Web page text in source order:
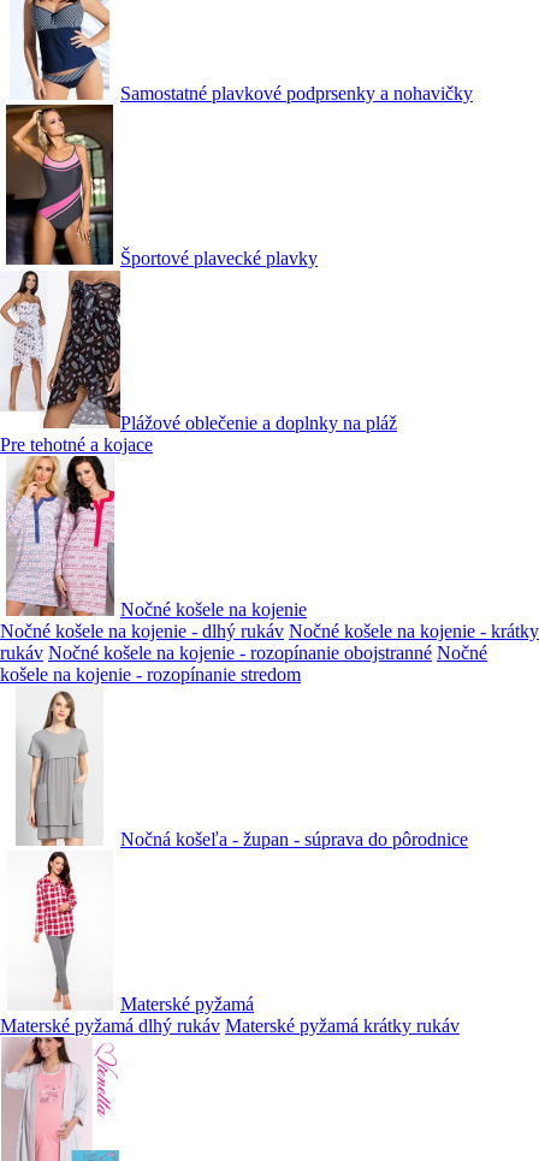
Samostatné plavkové podprsenky a nohavičky
Športové plavecké plavky
Plážové oblečenie a doplnky na pláž
Pre tehotné a kojace
Nočné košele na kojenie
Nočné košele na kojenie - dlhý rukáv Nočné košele na kojenie - krátky
rukáv Nočné košele na kojenie - rozopínanie obojstranné Nočné
košele na kojenie - rozopínanie stredom
Nočná košeľa - župan - súprava do pôrodnice
Materské pyžamá
Materské pyžamá dlhý rukáv Materské pyžamá krátky rukáv